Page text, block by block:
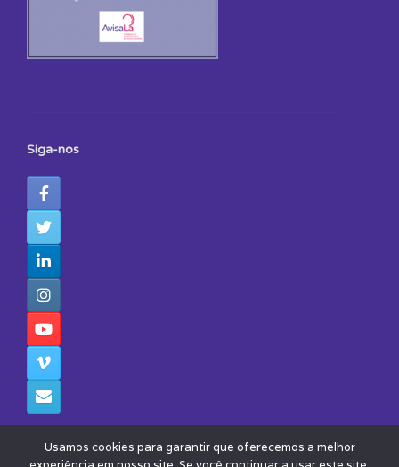
Siga-nos
Usamos cookies para garantir que oferecemos a melhor